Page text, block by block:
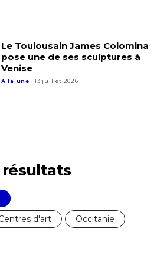
Le Toulousain James Colomina
pose une de ses sculptures à
Venise
A la une 13 juillet 2026
d'art
Occitanie